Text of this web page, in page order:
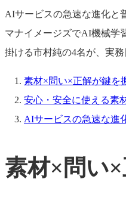
AIサービスの急速な進化と
マナイメージズでAI機械学
掛ける市村純の4名が、実務
素材×問い×正解が鍵を
安心・安全に使える素
AIサービスの急速な進
素材×問い